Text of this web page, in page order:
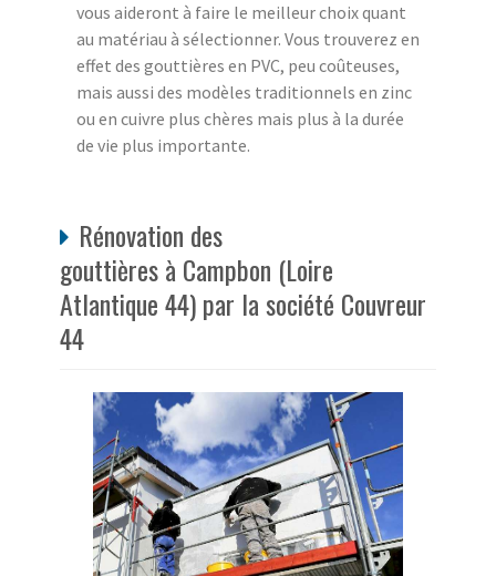
vous aideront à faire le meilleur choix quant
au matériau à sélectionner. Vous trouverez en
effet des gouttières en PVC, peu coûteuses,
mais aussi des modèles traditionnels en zinc
ou en cuivre plus chères mais plus à la durée
de vie plus importante.
Rénovation des
gouttières à Campbon (Loire
Atlantique 44) par la société Couvreur
44